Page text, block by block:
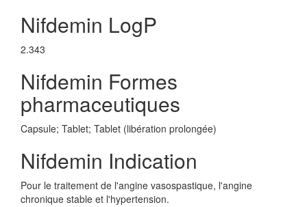
Nifdemin LogP
2.343
Nifdemin Formes
pharmaceutiques
Capsule; Tablet; Tablet (libération prolongée)
Nifdemin Indication
Pour le traitement de l'angine vasospastique, l'angine
chronique stable et l'hypertension.